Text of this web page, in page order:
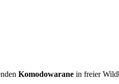
Komodowarane in freier